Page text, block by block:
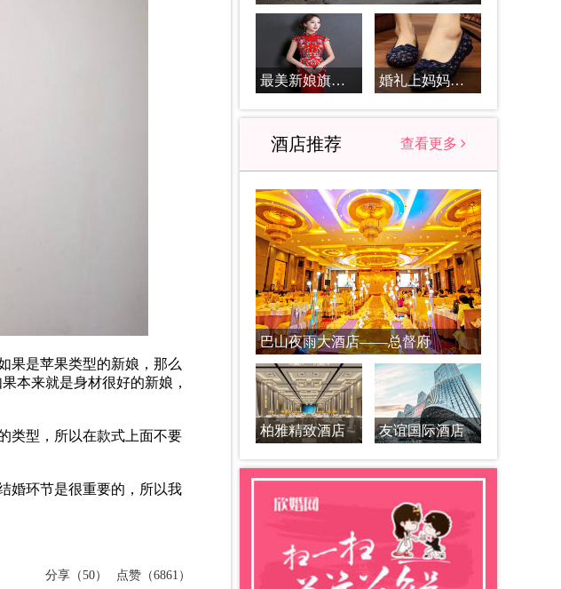
果是苹果类型的新娘，那么
本来就是身材很好的新娘，
类型，所以在款式上面不要
婚环节是很重要的，所以我
分享（50） 点赞（6861）
最美新娘旗袍搭配必知 婚礼上妈妈服装应该怎么搭配_婚礼妈妈服装搭配原则
酒店推荐 查看更多
巴山夜雨大酒店——总督府
柏雅精致酒店 友谊国际酒店